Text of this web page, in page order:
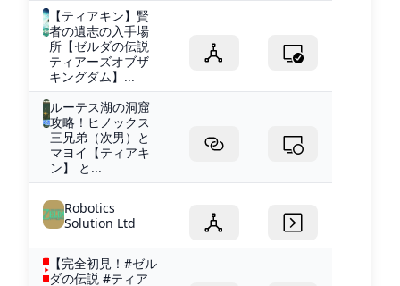
【ティアキン】賢
者の遺志の入手場
所【ゼルダの伝説
ティアーズオブザ
キングダム】...
ルーテス湖の洞窟
攻略！ヒノックス
三兄弟（次男）と
マヨイ【ティアキ
ン】 と...
Robotics
Solution Ltd
【完全初見！#ゼル
ダの伝説 #ティア